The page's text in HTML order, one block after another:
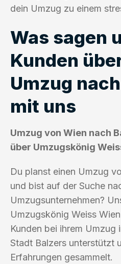
dein Umzug zu einem
Was sagen
Kunden
Umzug
mit uns
Umzug von Wien nach
über Umzugskönig
Du planst einen Umzug
und bist auf der Suche
Umzugsunternehmen?
Umzugskönig Weiss
Kunden bei ihrem Umzug
Stadt Balzers unterstützt
Erfahrungen gesammelt.